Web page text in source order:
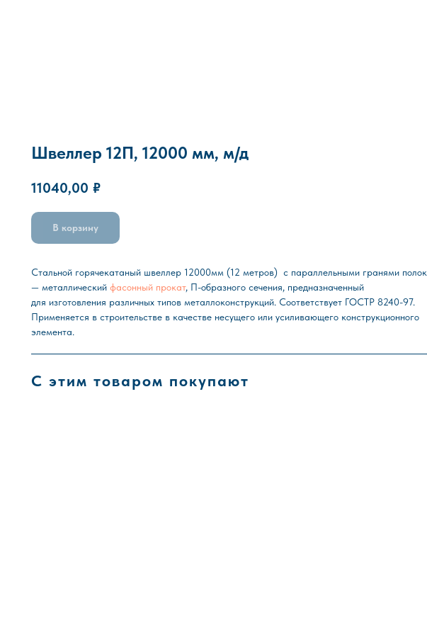
Швеллер 12П, 12000 мм, м/д
11040,00 ₽
В корзину
Стальной горячекатаный швеллер 12000мм (12 метров) с параллельными гранями полок
— металлический фасонный прокат, П-образного сечения, предназначенный
для изготовления различных типов металлоконструкций. Соответствует ГОСТР 8240-97.
Применяется в строительстве в качестве несущего или усиливающего конструкционного
элемента.
С этим товаром покупают